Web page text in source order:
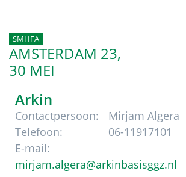
SMHFA
AMSTERDAM 23,
30 MEI
Arkin
Contactpersoon:
Mirjam Algera
Telefoon:
06-11917101
E-mail:
mirjam.algera@arkinbasisggz.nl